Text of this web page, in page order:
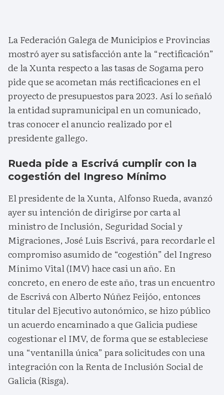
La Federación Galega de Municipios e Provincias
mostró ayer su satisfacción ante la “rectificación”
de la Xunta respecto a las tasas de Sogama pero
pide que se acometan más rectificaciones en el
proyecto de presupuestos para 2023. Así lo señaló
la entidad supramunicipal en un comunicado,
tras conocer el anuncio realizado por el
presidente gallego.
Rueda pide a Escrivá cumplir con la
cogestión del Ingreso Mínimo
El presidente de la Xunta, Alfonso Rueda, avanzó
ayer su intención de dirigirse por carta al
ministro de Inclusión, Seguridad Social y
Migraciones, José Luis Escrivá, para recordarle el
compromiso asumido de “cogestión” del Ingreso
Mínimo Vital (IMV) hace casi un año. En
concreto, en enero de este año, tras un encuentro
de Escrivá con Alberto Núñez Feijóo, entonces
titular del Ejecutivo autonómico, se hizo público
un acuerdo encaminado a que Galicia pudiese
cogestionar el IMV, de forma que se estableciese
una “ventanilla única” para solicitudes con una
integración con la Renta de Inclusión Social de
Galicia (Risga).